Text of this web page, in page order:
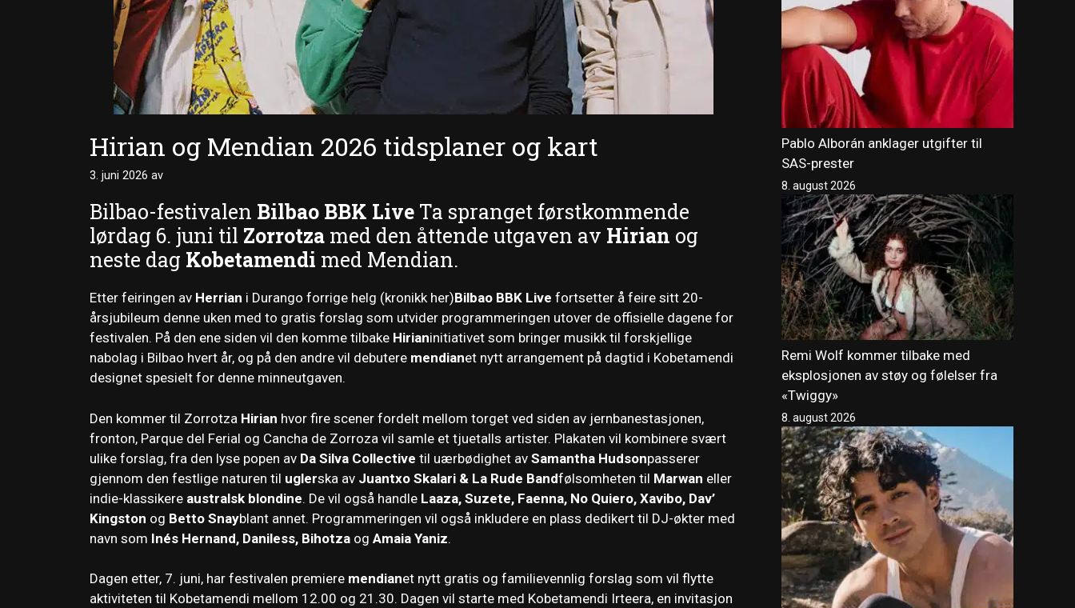
Hirian og Mendian 2026 tidsplaner og kart
3. juni 2026 av
Bilbao-festivalen Bilbao BBK Live Ta spranget førstkommende
lørdag 6. juni til Zorrotza med den åttende utgaven av Hirian og
neste dag Kobetamendi med Mendian.
Etter feiringen av Herrian i Durango forrige helg (kronikk her)Bilbao BBK Live fortsetter å feire sitt 20-
årsjubileum denne uken med to gratis forslag som utvider programmeringen utover de offisielle dagene for
festivalen. På den ene siden vil den komme tilbake Hirianinitiativet som bringer musikk til forskjellige
nabolag i Bilbao hvert år, og på den andre vil debutere mendianet nytt arrangement på dagtid i Kobetamendi
designet spesielt for denne minneutgaven.
Den kommer til Zorrotza Hirian hvor fire scener fordelt mellom torget ved siden av jernbanestasjonen,
fronton, Parque del Ferial og Cancha de Zorroza vil samle et tjuetalls artister. Plakaten vil kombinere svært
ulike forslag, fra den lyse popen av Da Silva Collective til uærbødighet av Samantha Hudsonpasserer
gjennom den festlige naturen til uglerska av Juantxo Skalari & La Rude Bandfølsomheten til Marwan eller
indie-klassikere australsk blondine. De vil også handle Laaza, Suzete, Faenna, No Quiero, Xavibo, Dav’
Kingston og Betto Snayblant annet. Programmeringen vil også inkludere en plass dedikert til DJ-økter med
navn som Inés Hernand, Daniless, Bihotza og Amaia Yaniz.
Dagen etter, 7. juni, har festivalen premiere mendianet nytt gratis og familievennlig forslag som vil flytte
aktiviteten til Kobetamendi mellom 12.00 og 21.30. Dagen vil starte med Kobetamendi Irteera, en invitasjon
Pablo Alborán anklager utgifter til
SAS-prester
8. august 2026
Remi Wolf kommer tilbake med
eksplosjonen av støy og følelser fra
«Twiggy»
8. august 2026